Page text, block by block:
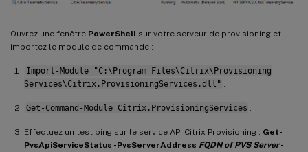
Ouvrez une fenêtre PowerShell sur votre serveur de provisioning et
importez le module de commande :
Import-Module "C:\Program Files\Citrix\Provisioning
Services\Citrix.ProvisioningServices.dll" .
Get-Command-Module Citrix.ProvisioningServices .
Effectuez un test ping sur le service API Citrix Provisioning : Get-
PvsApiServiceStatus -PvsServerAddress FQDN of PVS Server-